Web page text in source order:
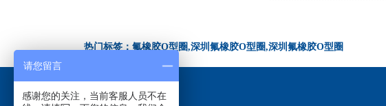
热门标签：氟橡胶O型圈,深圳氟橡胶O型圈,深圳氟橡胶O型圈
请您留言
感谢您的关注，当前客服人员不在